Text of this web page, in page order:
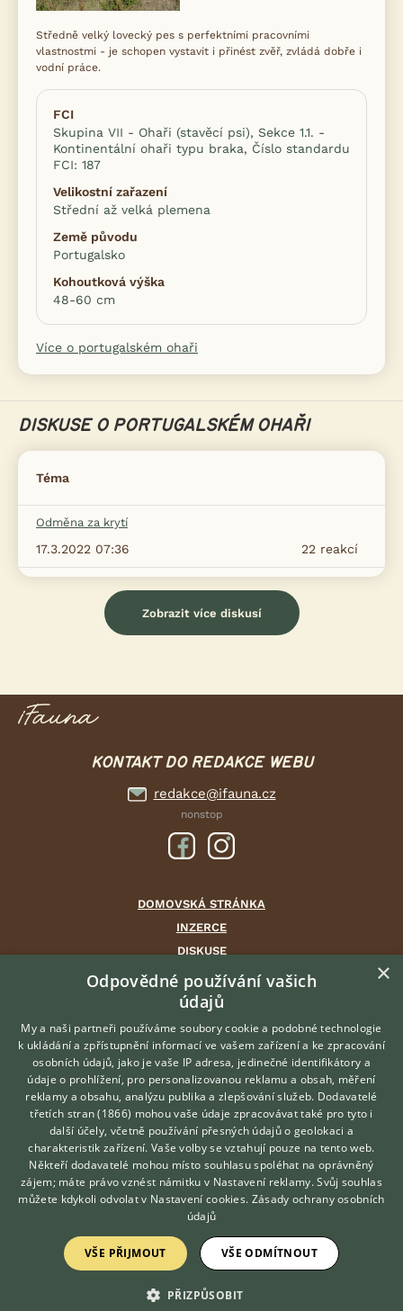
Středně velký lovecký pes s perfektními pracovními
vlastnostmi - je schopen vystavit i přinést zvěř, zvládá dobře i
vodní práce.
FCI
Skupina VII - Ohaři (stavěcí psi), Sekce 1.1. -
Kontinentální ohaři typu braka, Číslo standardu
FCI: 187
Velikostní zařazení
Střední až velká plemena
Země původu
Portugalsko
Kohoutková výška
48-60 cm
Více o portugalském ohaři
DISKUSE O PORTUGALSKÉM OHAŘI
Téma
Odměna za krytí
22 reakcí
17.3.2022 07:36
Zobrazit více diskusí
KONTAKT DO REDAKCE WEBU
redakce@ifauna.cz
nonstop
DOMOVSKÁ STRÁNKA
INZERCE
DISKUSE
ČLÁNKY
CHOVATELSKÉ STANICE
ATLAS
VÝBĚR VHODNÉHO PLEMENE
O nás
Kontakt
Možnosti zvýraznění inzerátů
Podmínky užití
Zpracování osobních údajů
Přihlášení
Registrace
Hledáte zvířecího kamaráda?
Zdarma vám poradí
VETERINÁŘ ONLINE
KONZULTOVAT S
VETERINÁŘEM
×
Odpovědné používání vašich
údajů
My a naši partneři používáme soubory cookie a podobné technologie
k ukládání a zpřístupnění informací ve vašem zařízení a ke zpracování
osobních údajů, jako je vaše IP adresa, jedinečné identifikátory a
údaje o prohlížení, pro personalizovanou reklamu a obsah, měření
reklamy a obsahu, analýzu publika a zlepšování služeb. Dodavatelé
třetích stran (1866) mohou vaše údaje zpracovávat také pro tyto i
další účely, včetně používání přesných údajů o geolokaci a
charakteristik zařízení. Vaše volby se vztahují pouze na tento web.
Někteří dodavatelé mohou místo souhlasu spoléhat na oprávněný
zájem; máte právo vznést námitku v Nastavení reklamy. Svůj souhlas
můžete kdykoli odvolat v Nastavení cookies. Zásady ochrany osobních
údajů
VŠE PŘIJMOUT VŠE ODMÍTNOUT
PŘIZPŮSOBIT